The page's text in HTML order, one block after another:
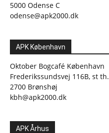
5000 Odense C
odense@apk2000.dk
APK København
Oktober Bogcafé København
Frederikssundsvej 116B, st th.
2700 Brønshøj
kbh@apk2000.dk
APK Århus